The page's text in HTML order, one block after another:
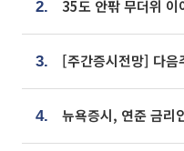
2.
3.
4.